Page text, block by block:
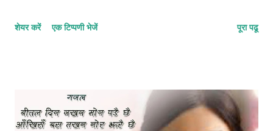
शेयर करें एक टिप्पणी भेजें पूरा पढू